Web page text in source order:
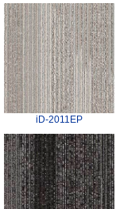
iD-2011EP